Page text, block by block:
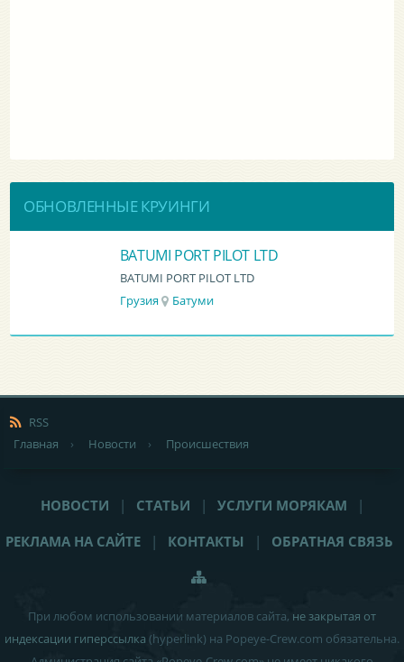
ОБНОВЛЕННЫЕ КРУИНГИ
BATUMI PORT PILOT LTD
BATUMI PORT PILOT LTD
Грузия
Батуми
RSS
Главная
› Новости › Происшествия
НОВОСТИ | СТАТЬИ | УСЛУГИ МОРЯКАМ
|
РЕКЛАМА НА САЙТЕ
| КОНТАКТЫ | ОБРАТНАЯ СВЯЗЬ
При любом использовании материалов сайта, не закрытая от
индексации гиперссылка (hyperlink) на Popeye-Crew.com обязательна.